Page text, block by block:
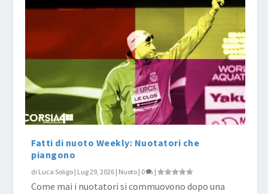
Fatti di nuoto Weekly: Nuotatori che
piangono
di Luca Soligo | Lug 29, 2026 | Nuoto | 0 |
Come mai i nuotatori si commuovono dopo una